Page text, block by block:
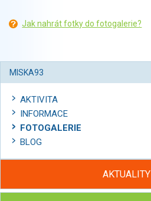
Jak nahrát fotky do fotogalerie?
MISKA93
AKTIVITA
INFORMACE
FOTOGALERIE
BLOG
AKTUALITY